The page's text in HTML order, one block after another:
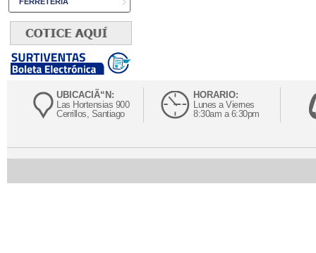
UBICACIÃ“N:
Las Hortensias 900
Cerrillos, Santiago
HORARIO:
Lunes a Viernes
8:30am a 6:30pm